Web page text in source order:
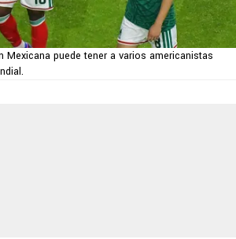
Mexicana puede tener a varios americanistas